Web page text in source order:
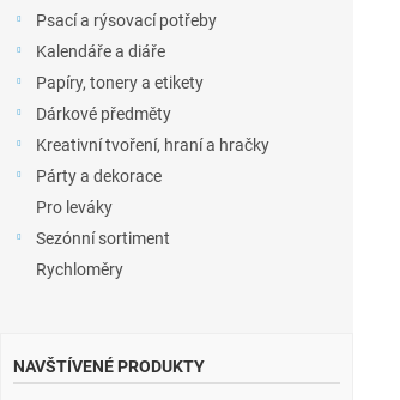
Psací a rýsovací potřeby
Kalendáře a diáře
Papíry, tonery a etikety
Dárkové předměty
Kreativní tvoření, hraní a hračky
Párty a dekorace
Pro leváky
Sezónní sortiment
Rychloměry
NAVŠTÍVENÉ PRODUKTY